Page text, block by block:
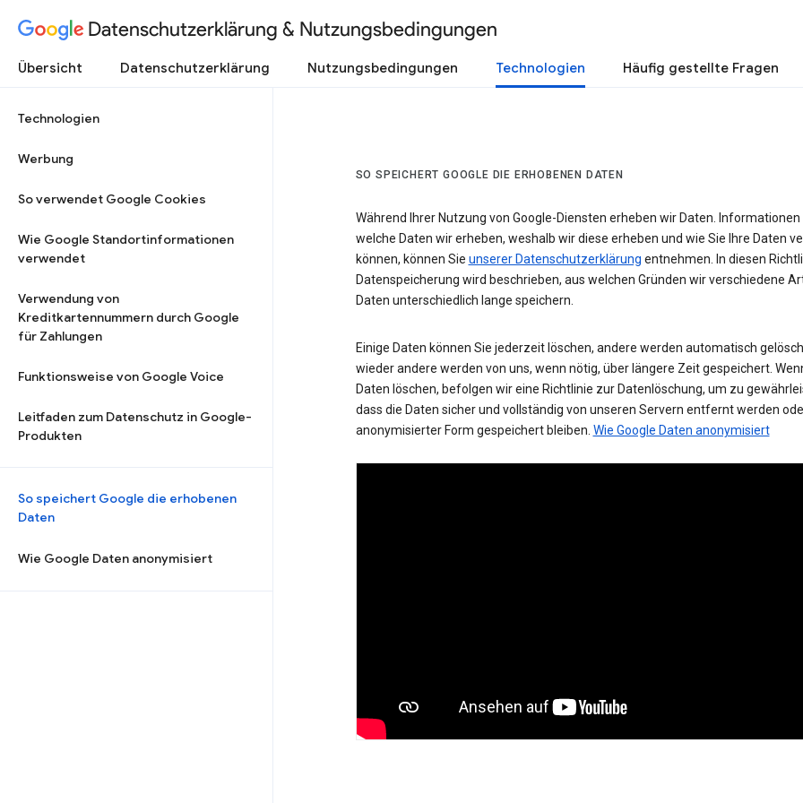
Datenschutzerklärung & Nutzungsbedingungen
Übersicht Datenschutzerklärung Nutzungsbedingungen Technologien Häufig gestellte Fragen
Technologien
Werbung
So verwendet Google Cookies
Wie Google Standortinformationen
verwendet
Verwendung von
Kreditkartennummern durch Google
für Zahlungen
Funktionsweise von Google Voice
Leitfaden zum Datenschutz in Google-
Produkten
So speichert Google die erhobenen
Daten
Wie Google Daten anonymisiert
SO SPEICHERT GOOGLE DIE ERHOBENEN DATEN
Während Ihrer Nutzung von Google-Diensten erheben wir Daten. Informationen
welche Daten wir erheben, weshalb wir diese erheben und wie Sie Ihre Daten
können, können Sie unserer Datenschutzerklärung entnehmen. In diesen
Datenspeicherung wird beschrieben, aus welchen Gründen wir verschiedene
Daten unterschiedlich lange speichern.
Einige Daten können Sie jederzeit löschen, andere werden automatisch
wieder andere werden von uns, wenn nötig, über längere Zeit gespeichert.
Daten löschen, befolgen wir eine Richtlinie zur Datenlöschung, um zu
dass die Daten sicher und vollständig von unseren Servern entfernt werden
anonymisierter Form gespeichert bleiben. Wie Google Daten anonymisiert